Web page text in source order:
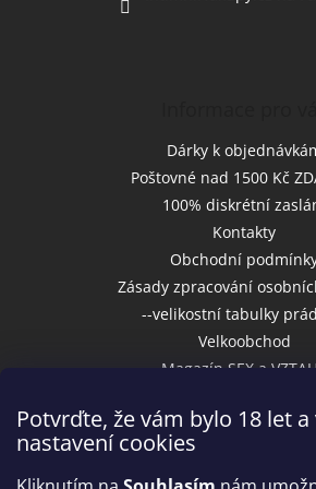
Potvrďte, že vám bylo 18 let
nastavení cookies
Dárky k
Poštovné nad 1500 Kč
100% diskrétní
Kontakty
Obchodní
Zásady zpracování
--velikostní tabulky
Velkoobchod
Magazín SEX a